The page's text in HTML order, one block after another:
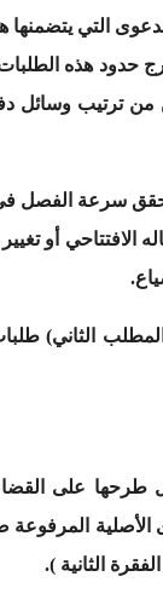
التي يتضمنها
حدود هذه الطلبات
من ترتيب وسائل
يحقق سرعة الفصل
الافتتاحي أو
الثاني)
طرحها على
المرفوعة
الثانية ).